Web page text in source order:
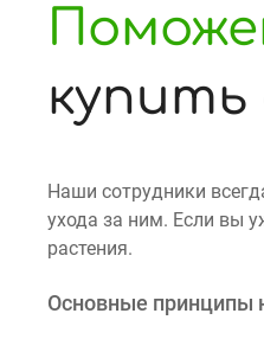
Наши сотрудники
ухода за ним. Если вы
растения.
Основные принципы